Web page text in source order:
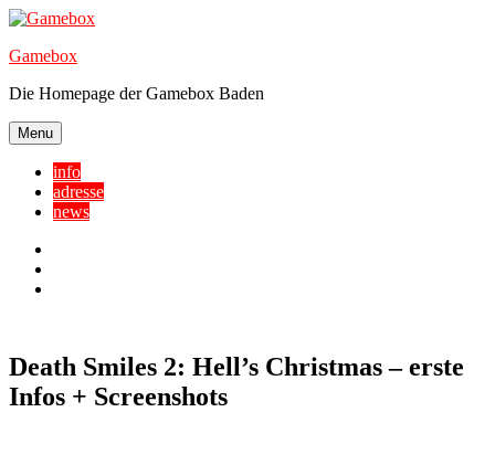
Skip
content
Gamebox
Die Homepage der Gamebox Baden
Menu
info
adresse
news
Death Smiles 2: Hell’s Christmas – erste
Infos + Screenshots